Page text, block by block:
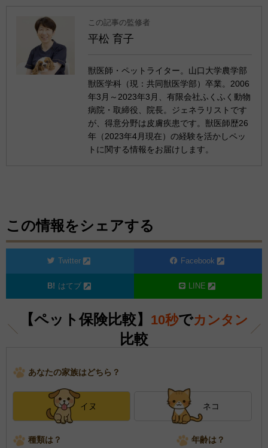
この記事の監修者
平松 育子
獣医師・ペットライター。山口大学農学部
獣医学科（現：共同獣医学部）卒業。2006
年3月～2023年3月、有限会社ふくふく動物
病院・取締役、院長。ジェネラリストです
が、得意分野は皮膚疾患です。獣医師歴26
年（2023年4月現在）の経験を活かしペッ
トに関する情報をお届けします。
この情報をシェアする
Twitter Facebook
はてブ LINE
【ペット保険比較】 10秒でカンタン
比較
あなたの家族はどちら？
イヌ ネコ
種類は？ 年齢は？